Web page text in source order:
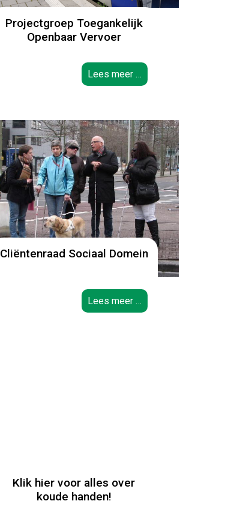
Projectgroep Toegankelijk
Openbaar Vervoer
Lees meer …
Cliëntenraad Sociaal Domein
Lees meer …
Klik hier voor alles over
koude handen!